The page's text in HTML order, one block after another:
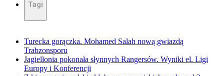
Tagi
Turecka gorączka. Mohamed Salah nową gwiazdą
Trabzonsporu
Jagiellonia pokonała słynnych Rangersów. Wyniki el. Ligi
Europy i Konferencji